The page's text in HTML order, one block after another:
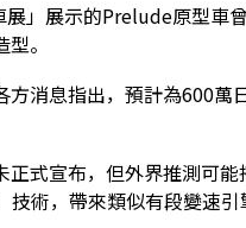
」展示的Prelude原型車
。
方消息指出，預計為600
式宣布，但外界推測可
術，帶來類似有段變速引